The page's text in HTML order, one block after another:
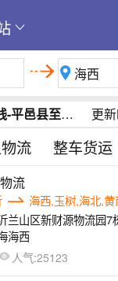
平邑县到海西物流专线-平邑县至海西货运专线-临沂平邑县到海西运输公司
流 整车货运
流
海西,玉树,海北,
兰山区新财源物流园7
海西
人气:25123